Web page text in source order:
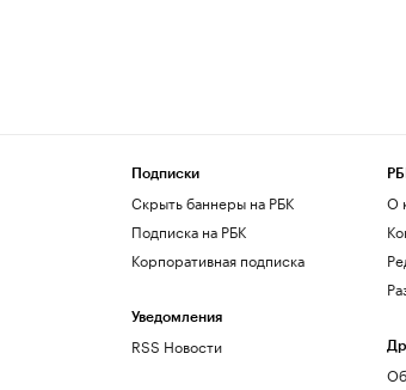
Подписки
Скрыть баннеры на РБК
Подписка на РБК
Корпоративная подписка
Уведомления
RSS Новости
О